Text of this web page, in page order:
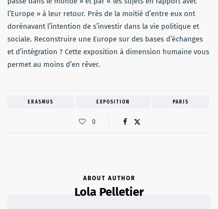
l’Europe » à leur retour. Près de la moitié d’entre eux ont
dorénavant l’intention de s’investir dans la vie politique et
sociale. Reconstruire une Europe sur des bases d’échanges
et d’intégration ? Cette exposition à dimension humaine vous
permet au moins d’en rêver.
ERASMUS EXPOSITION PARIS
0
ABOUT AUTHOR
Lola Pelletier